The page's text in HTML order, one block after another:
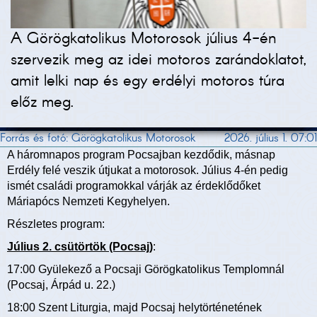
A Görögkatolikus Motorosok július 4-én
szervezik meg az idei motoros zarándoklatot,
amit lelki nap és egy erdélyi motoros túra
előz meg.
Forrás és fotó: Görögkatolikus Motorosok 2026. július 1. 07:01
A háromnapos program Pocsajban kezdődik, másnap
Erdély felé veszik útjukat a motorosok. Július 4-én pedig
ismét családi programokkal várják az érdeklődőket
Máriapócs Nemzeti Kegyhelyen.
Részletes program:
Július 2. csütörtök (Pocsaj):
17:00 Gyülekező a Pocsaji Görögkatolikus Templomnál
(Pocsaj, Árpád u. 22.)
18:00 Szent Liturgia, majd Pocsaj helytörténetének